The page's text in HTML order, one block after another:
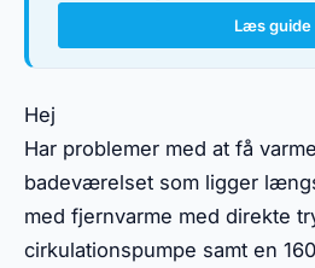
Læs guide
Hej
Har problemer med at få
badeværelset som ligger
med fjernvarme med direkte
cirkulationspumpe samt en